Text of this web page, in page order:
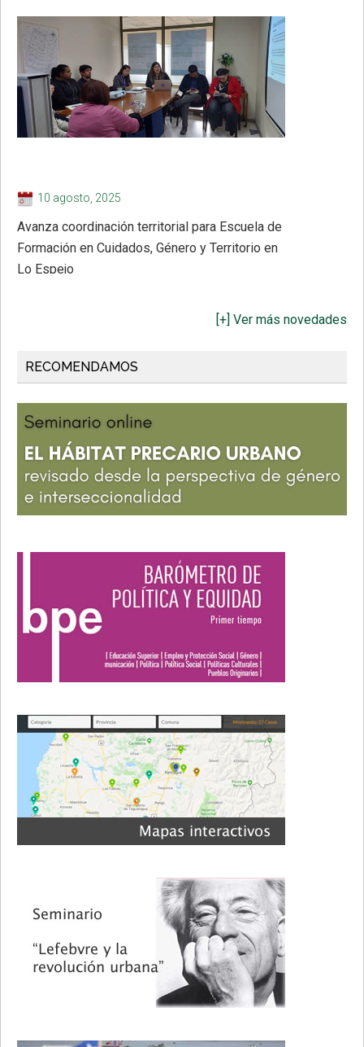
10 agosto, 2025
Avanza coordinación territorial para Escuela de
Formación en Cuidados, Género y Territorio en
Lo Espejo
[+] Ver más novedades
RECOMENDAMOS